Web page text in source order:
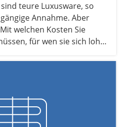
teure Luxusware, so
Annahme. Aber
welchen Kosten Sie
für wen sie sich lohnt